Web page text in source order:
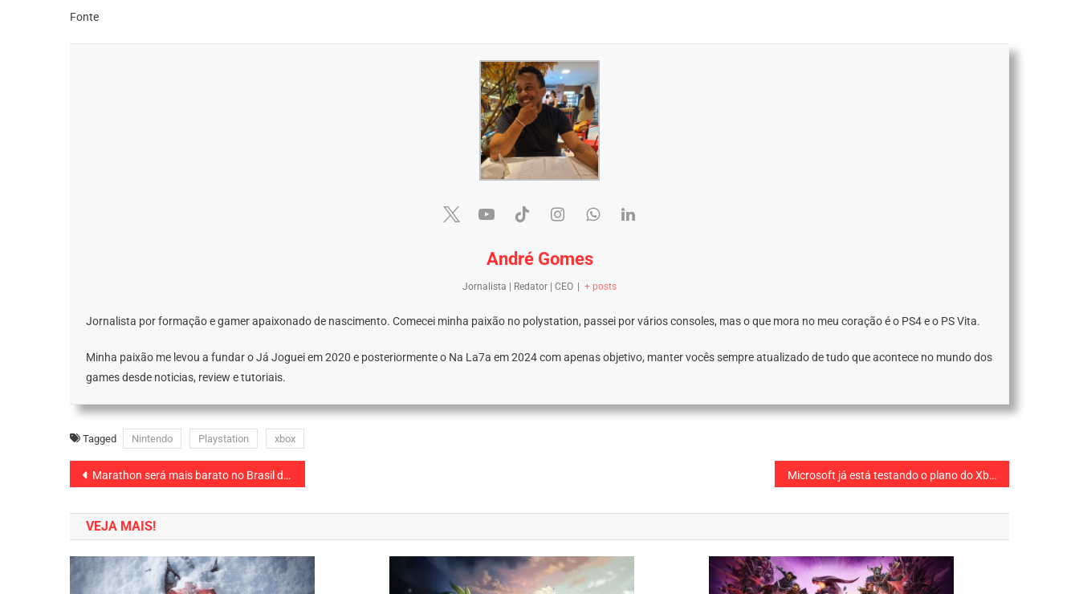
Fonte
André Gomes
Jornalista | Redator | CEO + posts
Jornalista por formação e gamer apaixonado de nascimento. Comecei minha paixão no polystation, passei por vários consoles, mas o que mora no meu coração é o PS4 e o PS Vita.
Minha paixão me levou a fundar o Já Joguei em 2020 e posteriormente o Na La7a em 2024 com apenas objetivo, manter vocês sempre atualizado de tudo que acontece no mundo dos
games desde noticias, review e tutoriais.
Tagged Nintendo Playstation xbox
Navegação
de
Post
Marathon será mais barato no Brasil do que no resto do mundo Microsoft já está testando o plano do Xbox Cloud Gaming gratuito. Lançamento em breve!
VEJA MAIS!